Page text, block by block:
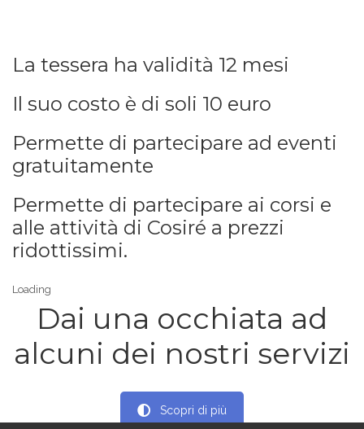
La tessera ha validità 12 mesi
Il suo costo è di soli 10 euro
Permette di partecipare ad eventi
gratuitamente
Permette di partecipare ai corsi e
alle attività di Cosiré a prezzi
ridottissimi.
Loading
Dai una occhiata ad
alcuni dei nostri servizi
Scopri di più